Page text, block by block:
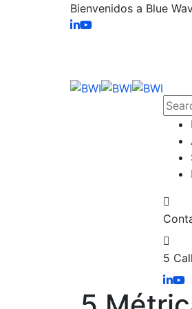
Bienvenidos a Blue
5